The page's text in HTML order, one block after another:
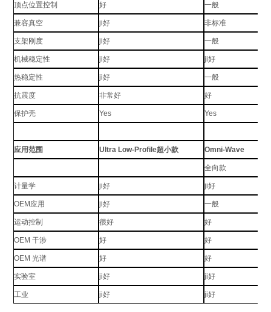
顶点位置控制 好 一般
兼容真空 ji好 非标准
支架刚度 ji好 一般
机械稳定性 ji好 ji好
热稳定性 ji好 一般
抗震度 非常好 好
保护壳 Yes Yes
应用范围 Ultra Low-Profile超小款 Omni-Wave
全向款
计量学 ji好 ji好
OEM应用 ji好 一般
运动控制 很好 好
OEM 干涉 好 好
OEM 光谱 好 好
实验室 ji好 ji好
工业 ji好 ji好